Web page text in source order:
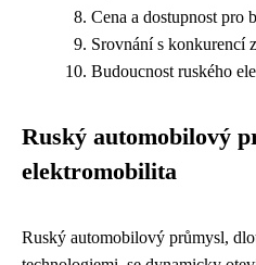
Cena a dostupnost pro
Srovnání s konkurencí
Budoucnost ruského
Ruský automobilový
elektromobilita
Ruský automobilový průmysl,